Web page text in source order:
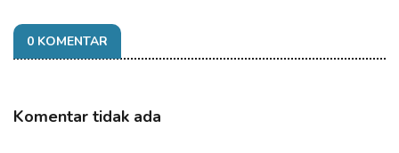
0 KOMENTAR
Komentar tidak ada